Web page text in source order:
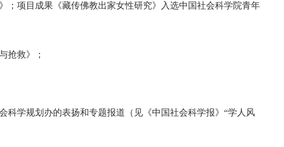
；项目成果《藏传佛教出家女性研究》入选中国社会科学院青年
抢救》；
科学规划办的表扬和专题报道（见 《中国社会科学报》 “学人风